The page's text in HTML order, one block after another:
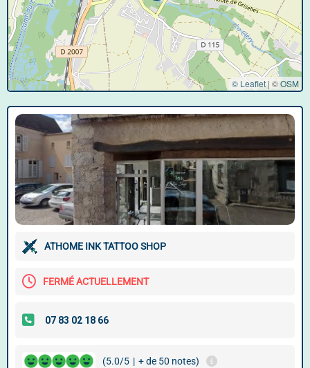
© Leaflet | ©OSM
ATHOME INK TATTOO SHOP
FERMÉ ACTUELLEMENT
(5.0/5 | + de 50 notes)